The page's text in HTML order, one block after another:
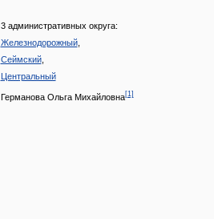
3 административных округа:
Железнодорожный,
Сеймский,
Центральный
Германова Ольга Михайловна[1]